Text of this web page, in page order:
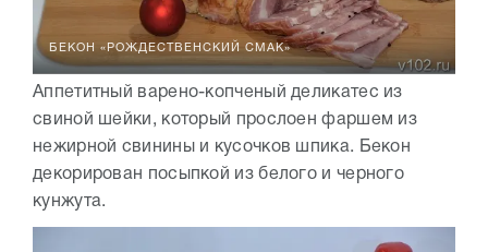
БЕКОН «РОЖДЕСТВЕНСКИЙ СМАК»
Аппетитный варено-копченый деликатес из
свиной шейки, который прослоен фаршем из
нежирной свинины и кусочков шпика. Бекон
декорирован посыпкой из белого и черного
кунжута.